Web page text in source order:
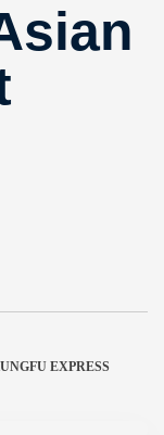
EXPRESS